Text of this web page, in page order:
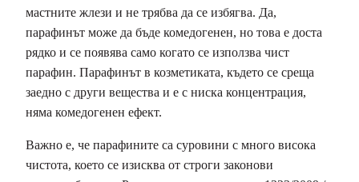
мастните жлези и не трябва да се избягва. Да,
парафинът може да бъде комедогенен, но това е доста
рядко и се появява само когато се използва чист
парафин. Парафинът в козметиката, където се среща
заедно с други вещества и е с ниска концентрация,
няма комедогенен ефект.
Важно е, че парафините са суровини с много висока
чистота, което се изисква от строги законови